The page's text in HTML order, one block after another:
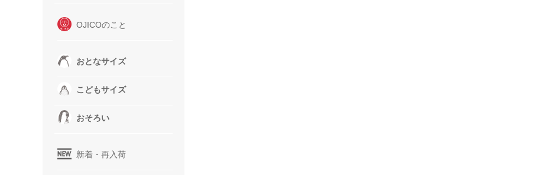
OJICOのこと
おとなサイズ
こどもサイズ
おそろい
新着・再入荷